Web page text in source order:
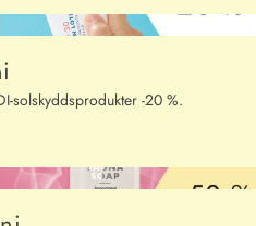
solskyddsprodukter -20 %.